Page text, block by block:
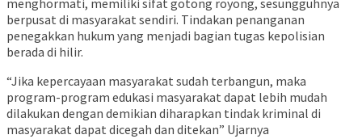
menghormati, memiliki sifat gotong royong, sesungguhnya
berpusat di masyarakat sendiri. Tindakan penanganan
penegakkan hukum yang menjadi bagian tugas kepolisian
berada di hilir.
“Jika kepercayaan masyarakat sudah terbangun, maka
program-program edukasi masyarakat dapat lebih mudah
dilakukan dengan demikian diharapkan tindak kriminal di
masyarakat dapat dicegah dan ditekan” Ujarnya